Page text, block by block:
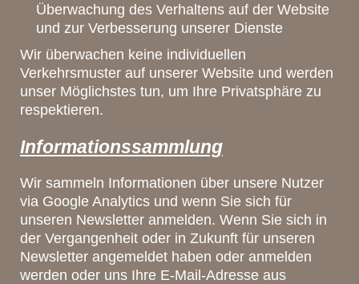
Überwachung des Verhaltens auf der Website
und zur Verbesserung unserer Dienste
Wir überwachen keine individuellen
Verkehrsmuster auf unserer Website und werden
unser Möglichstes tun, um Ihre Privatsphäre zu
respektieren.
Informationssammlung
Wir sammeln Informationen über unsere Nutzer
via Google Analytics und wenn Sie sich für
unseren Newsletter anmelden. Wenn Sie sich in
der Vergangenheit oder in Zukunft für unseren
Newsletter angemeldet haben oder anmelden
werden oder uns Ihre E-Mail-Adresse aus